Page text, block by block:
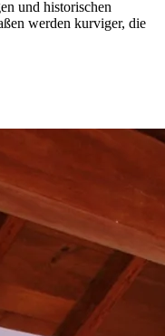
und historischen
werden kurviger, die